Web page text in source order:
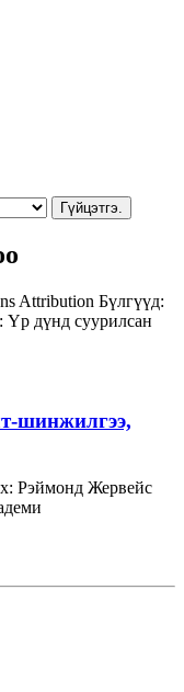
Гүйцэтгэ.
Attribution Бүлгүүд:
Үр дүнд суурилсан
шинжилгээ,
Рэймонд Жервейс